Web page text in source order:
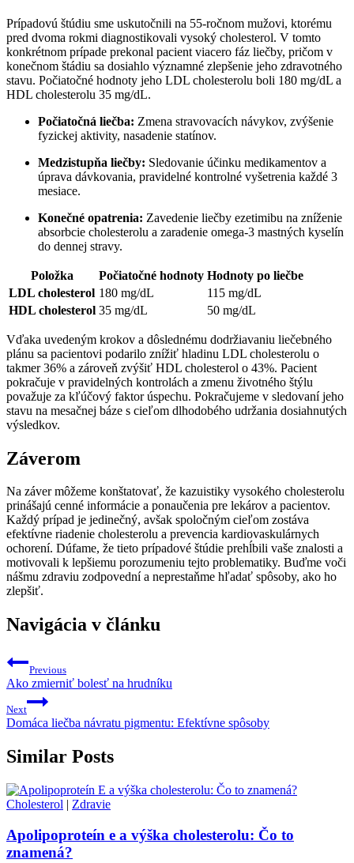
Prípadovú štúdiu sme uskutočnili na 55-ročnom mužovi, ktorému
pred dvoma rokmi diagnostikovali vysoký cholesterol. V tomto
konkrétnom prípade prekonal pacient viacero fáz liečby, pričom v
konečnom štádiu sa dosiahlo významné zlepšenie jeho zdravotného
stavu. Počiatočné hodnoty jeho LDL cholesterolu boli 180 mg/dL a
HDL cholesterolu 35 mg/dL.
Počiatočná liečba: Zmena stravovacích návykov, zvýšenie
fyzickej aktivity, nasadenie statínov.
Medzistupňa liečby: Sledovanie účinku medikamentov a
úprava dávkovania, pravidelné kontrolné vyšetrenia každé 3
mesiace.
Konečné opatrenia: Zavedenie liečby ezetimibu na zníženie
absorbcie cholesterolu a zaradenie omega-3 mastných kyselín
do dennej stravy.
Položka Počiatočné hodnoty Hodnoty po liečbe
LDL cholesterol 180 mg/dL
115 mg/dL
HDL cholesterol 35 mg/dL 50 mg/dL
Vďaka uvedeným krokov a dôslednému dodržiavaniu liečebného
plánu sa pacientovi podarilo znížiť hladinu LDL cholesterolu o
takmer 36% a zároveň zvýšiť HDL cholesterol o 43%. Pacient
pokračuje v pravidelných kontrolách a zmenu životného štýlu
považuje za kľúčový faktor úspechu. Pokračujeme v sledovaní jeho
stavu na mesačnej báze s cieľom dlhodobého udržania dosiahnutých
výsledkov.
Záverom
Na záver môžeme konštatovať, že kazuistiky vysokého cholesterolu
prinášajú cenné informácie a ponaučenia pre lekárov a pacientov.
Každý prípad je jedinečný, avšak spoločným cieľom zostáva
efektívne riadenie cholesterolu a prevencia kardiovaskulárnych
ochorení. Dúfame, že tieto prípadové štúdie prehĺbili vaše znalosti a
motivovali k lepšiemu porozumeniu tejto problematiky. Buďme voči
nášmu zdraviu zodpovední a neprestaňme hľadať spôsoby, ako ho
zlepšiť.
Navigácia v článku
Previous
Ako zmierniť bolesť na hrudníku
Next
Domáca liečba návratu pigmentu: Efektívne spôsoby
Similar Posts
Cholesterol | Zdravie
Apolipoproteín e a výška cholesterolu: Čo to
znamená?